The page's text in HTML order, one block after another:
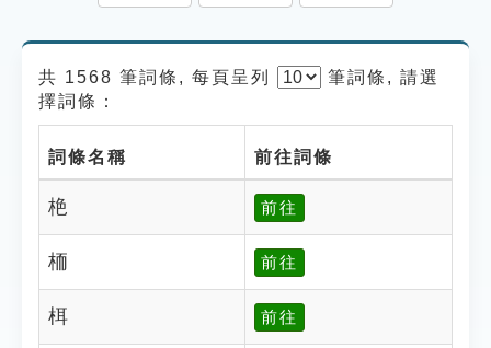
貓頭鷹博士
共 1568 筆詞條, 每頁呈列 筆詞條, 請選
擇詞條：
詞條名稱 前往詞條
栬 前往
栭 前往
栮 前往